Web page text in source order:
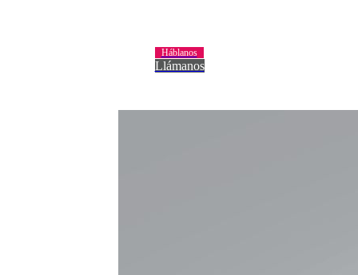
Háblanos
Llámanos